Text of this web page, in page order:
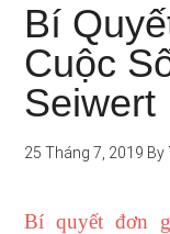
Bí
Cuộc
Seiwert
25 Tháng 7, 2019 By
Bí quyết đơn